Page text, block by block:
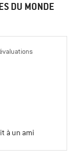
DU MONDE
à un ami